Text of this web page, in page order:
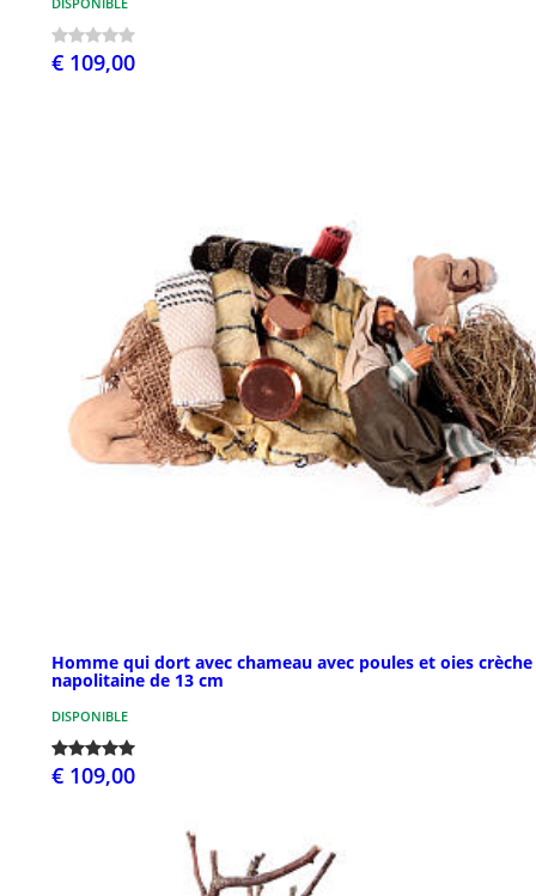
€ 109,00
Homme qui dort avec chameau avec poules et oies crèche
napolitaine de 13 cm
DISPONIBLE
€ 109,00